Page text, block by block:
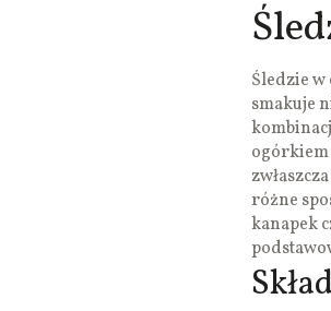
Śledzie
smakuje
ogórkiem
różne
kanapek